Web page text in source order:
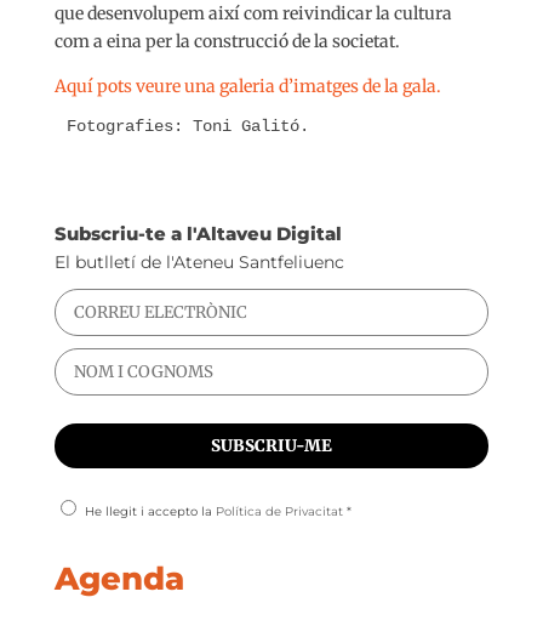
que desenvolupem així com reivindicar la cultura
com a eina per la construcció de la societat.
Aquí pots veure una galeria d’imatges de la gala.
Fotografies: Toni Galitó.
Subscriu-te a l'Altaveu Digital
El butlletí de l'Ateneu Santfeliuenc
He llegit i accepto la Política de Privacitat*
Agenda